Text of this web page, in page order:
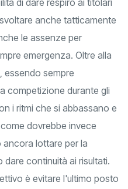
anche tatticamente
le assenze per
emergenza. Oltre alla
essendo sempre
competizione durante gli
i ritmi che si abbassano e
dovrebbe invece
lottare per la
continuità ai risultati.
è evitare l'ultimo posto